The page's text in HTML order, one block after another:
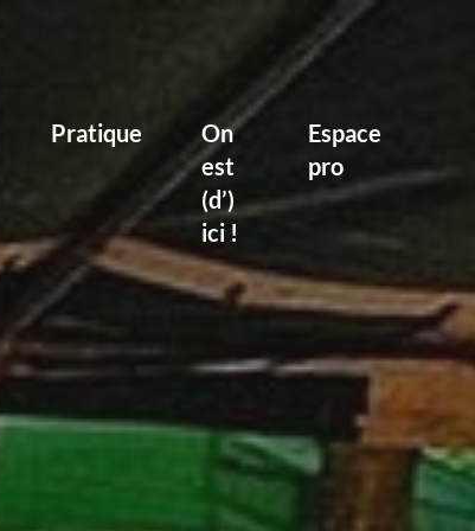
Pratique
On
est
(d’)
ici !
Espace
pro